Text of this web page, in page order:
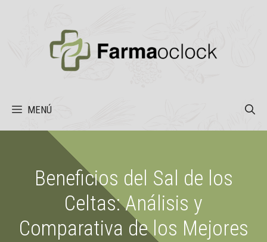
MENÚ
Beneficios del Sal de los
Celtas: Análisis y
Comparativa de los Mejores